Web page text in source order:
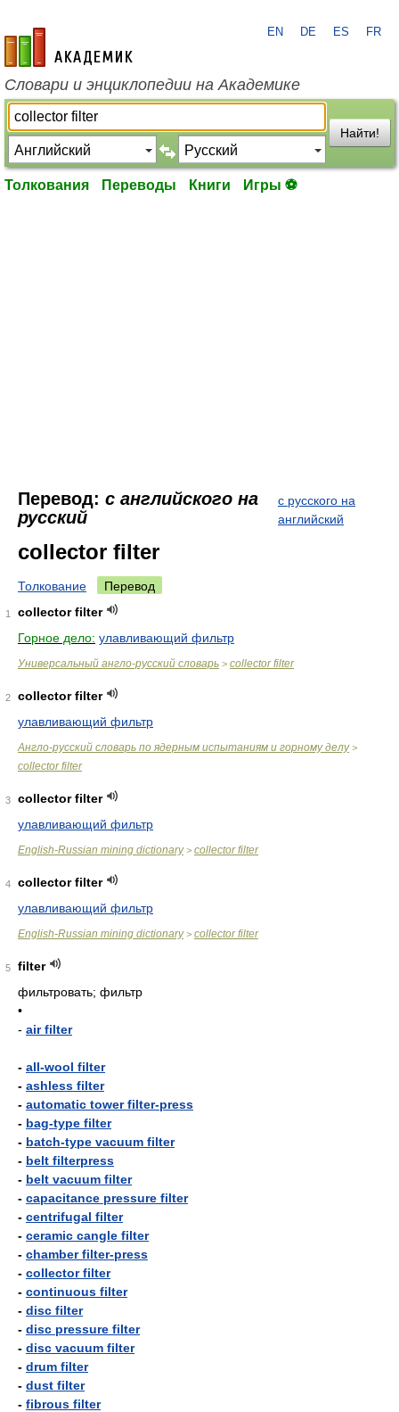
academic.ru
EN DE ES FR
Словари и энциклопедии на Академике
Найти!
Толкования Переводы Книги Игры ⚽
Перевод: с английского на
русский
с русского на
английский
collector filter
Толкование Перевод
1
collector filter
Горное дело: улавливающий фильтр
Универсальный англо-русский словарь > collector filter
2
collector filter
улавливающий фильтр
Англо-русский словарь по ядерным испытаниям и горному делу>
collector filter
3
collector filter
улавливающий фильтр
English-Russian mining dictionary> collector filter
4
collector filter
улавливающий фильтр
English-Russian mining dictionary> collector filter
5
filter
фильтровать; фильтр
•
- air filter
- all-wool filter
- ashless filter
- automatic tower filter-press
- bag-type filter
- batch-type vacuum filter
- belt filterpress
- belt vacuum filter
- capacitance pressure filter
- centrifugal filter
- ceramic cangle filter
- chamber filter-press
- collector filter
- continuous filter
- disc filter
- disc pressure filter
- disc vacuum filter
- drum filter
- dust filter
- fibrous filter